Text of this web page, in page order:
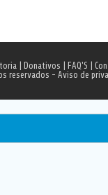
| Donativos FAQ'S
reservados - Aviso de